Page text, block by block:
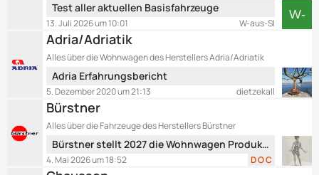
t
r
ä
e
e
t
z
t
B
e
ä
Test aller aktuellen Basisfahrzeuge
W-aus-SI
13. Juli 2026 um 10:01
Adria/Adriatik
Alles über die Wohnwagen des Herstellers Adria/Adriatik
e
t
z
t
B
Adria Erfahrungsbericht
dietzekall
5. Dezember 2020 um 21:13
Bürstner
Alles über die Fahrzeuge des Herstellers Bürstner
e
t
Bürstner stellt 2027 die Wohnwagen Produktion ein
D O C
4. Mai 2026 um 18:52